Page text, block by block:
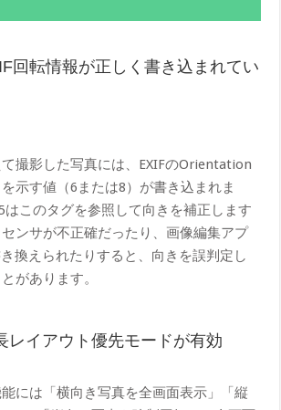
回転情報が正しく書き込まれてい
撮影した写真には、EXIFのOrientation
示す値（6または8）が書き込まれま
はこのタグを参照して向きを補正します
ンサが不正確だったり、画像編集アプ
換えられたりすると、向きを誤判定し
があります。
レイアウト優先モードが有効
には「横向き写真を全画面表示」「縦